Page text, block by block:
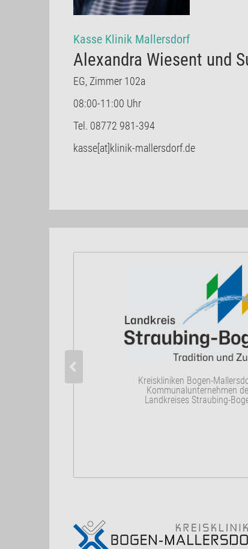
Kasse Klinik Mallersdorf
Alexandra Wiesent und
EG, Zimmer 102a
08:00-11:00 Uhr
Tel. 08772 981-394
kasse[at]klinik-mallersdorf.de
Kreiskliniken Bogen-
Kommunalunternehmen
Landkreises Straubing-